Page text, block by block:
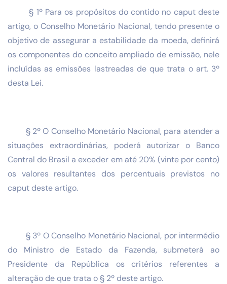
§ 1º Para os propósitos do contido no caput deste
artigo, o Conselho Monetário Nacional, tendo presente o
objetivo de assegurar a estabilidade da moeda, definirá
os componentes do conceito ampliado de emissão, nele
incluídas as emissões lastreadas de que trata o art. 3º
desta Lei.
§ 2º O Conselho Monetário Nacional, para atender a
situações extraordinárias, poderá autorizar o Banco
Central do Brasil a exceder em até 20% (vinte por cento)
os valores resultantes dos percentuais previstos no
caput deste artigo.
§ 3º O Conselho Monetário Nacional, por intermédio
do Ministro de Estado da Fazenda, submeterá ao
Presidente da República os critérios referentes a
alteração de que trata o § 2º deste artigo.